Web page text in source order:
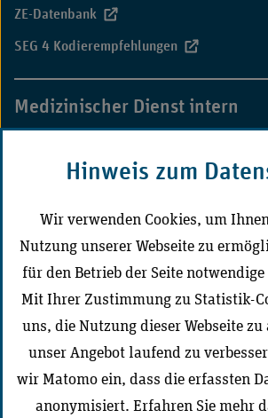
ZE-Datenbank
SEG 4 Kodierempfehlungen
Medizinischer Dienst intern
Der Medizinische Dienst vor
Zur Seite wechseln
Hinweis zum
Wir verwenden Cookies, um
Nutzung unserer Webseite zu
für den Betrieb der Seite notwendige
Mit Ihrer Zustimmung zu Statistik-
uns, die Nutzung dieser Webseite
unser Angebot laufend zu
wir Matomo ein, dass die erfassten
anonymisiert. Erfahren Sie mehr